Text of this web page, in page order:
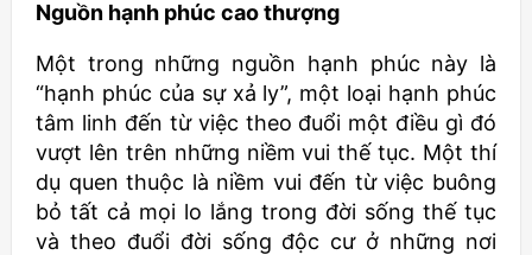
Nguồn hạnh phúc cao thượng
Một trong những nguồn hạnh phúc này là
“hạnh phúc của sự xả ly”, một loại hạnh phúc
tâm linh đến từ việc theo đuổi một điều gì đó
vượt lên trên những niềm vui thế tục. Một thí
dụ quen thuộc là niềm vui đến từ việc buông
bỏ tất cả mọi lo lắng trong đời sống thế tục
và theo đuổi đời sống độc cư ở những nơi